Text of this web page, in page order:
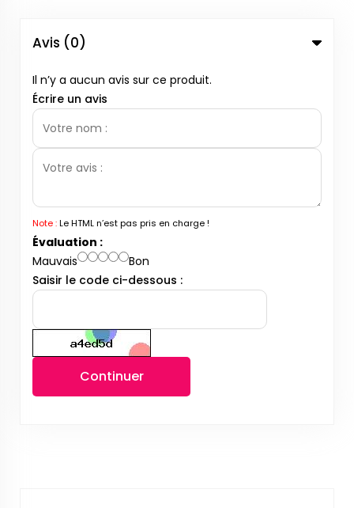
Avis (0)
Il n’y a aucun avis sur ce produit.
Écrire un avis
Note :Le HTML n’est pas pris en charge !
Évaluation :
Mauvais
Bon
Saisir le code ci-dessous :
Continuer